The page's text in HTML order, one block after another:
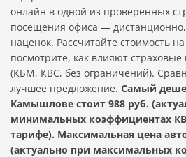
онлайн в одной из проверенных
посещения офиса —
наценок. Рассчитайте стоимость
посмотрите, как влияют
(КБМ, КВС, без ограничений).
лучшее предложение. Самый
Камышлове стоит 988 руб.
минимальных коэффициентах
тарифе). Максимальная цена
(актуально при максимальных